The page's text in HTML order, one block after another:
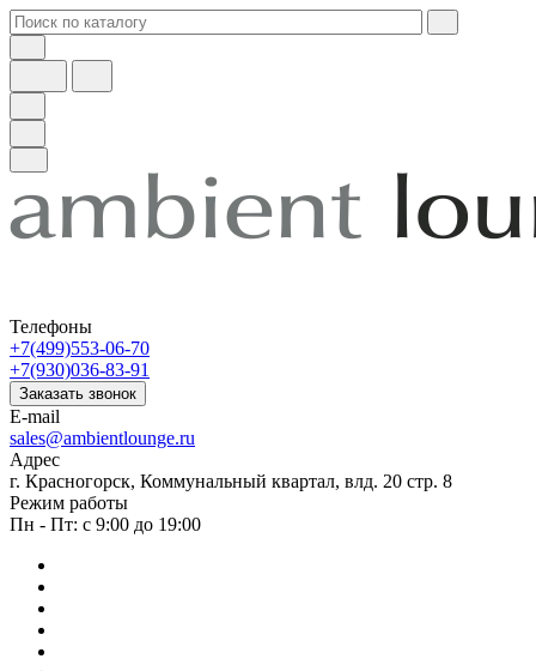
Телефоны
+7(499)553-06-70
+7(930)036-83-91
Заказать звонок
E-mail
sales@ambientlounge.ru
Адрес
г. Красногорск, Коммунальный квартал, влд. 20 стр. 8
Режим работы
Пн - Пт: с 9:00 до 19:00